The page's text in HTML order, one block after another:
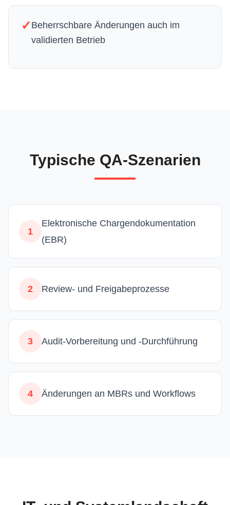
✓ Beherrschbare Änderungen auch im
validierten Betrieb
Typische QA-Szenarien
1
Elektronische Chargendokumentation
(EBR)
2 Review- und Freigabeprozesse
3 Audit-Vorbereitung und -Durchführung
4 Änderungen an MBRs und Workflows